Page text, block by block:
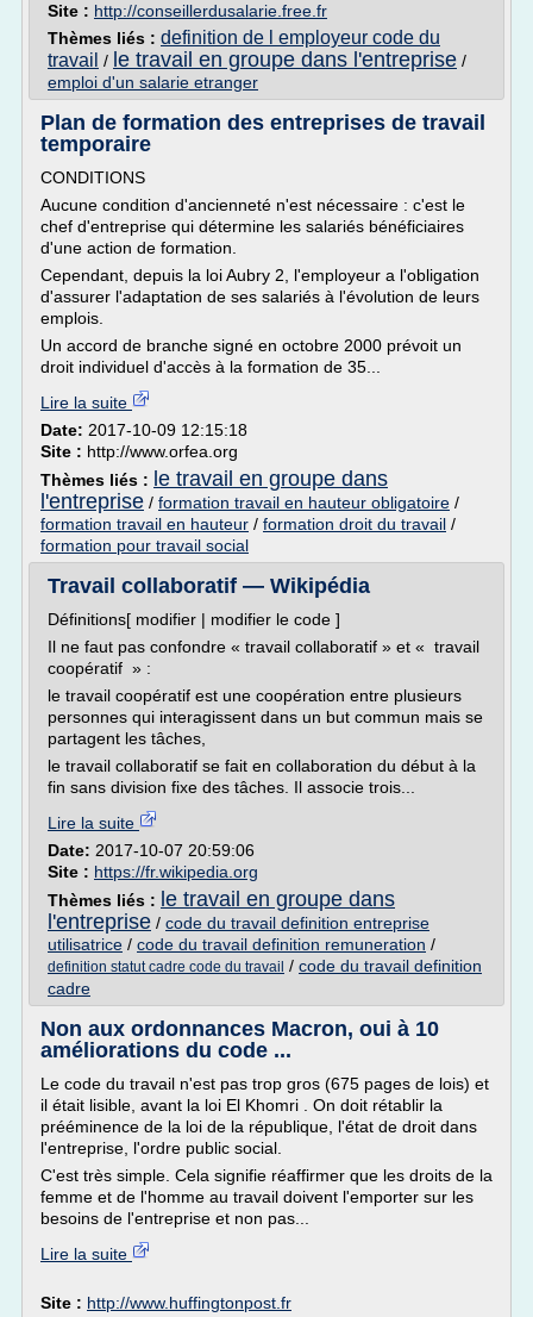
Site : http://conseillerdusalarie.free.fr
Thèmes liés : definition de l employeur code du
travail / le travail en groupe dans l'entreprise /
emploi d'un salarie etranger
Plan de formation des entreprises de travail
temporaire
CONDITIONS
Aucune condition d'ancienneté n'est nécessaire : c'est le
chef d'entreprise qui détermine les salariés bénéficiaires
d'une action de formation.
Cependant, depuis la loi Aubry 2, l'employeur a l'obligation
d'assurer l'adaptation de ses salariés à l'évolution de leurs
emplois.
Un accord de branche signé en octobre 2000 prévoit un
droit individuel d'accès à la formation de 35...
Lire la suite
Date: 2017-10-09 12:15:18
Site : http://www.orfea.org
Thèmes liés : le travail en groupe dans
l'entreprise / formation travail en hauteur obligatoire /
formation travail en hauteur / formation droit du travail /
formation pour travail social
Travail collaboratif — Wikipédia
Définitions[ modifier | modifier le code ]
Il ne faut pas confondre « travail collaboratif » et « travail
coopératif » :
le travail coopératif est une coopération entre plusieurs
personnes qui interagissent dans un but commun mais se
partagent les tâches,
le travail collaboratif se fait en collaboration du début à la
fin sans division fixe des tâches. Il associe trois...
Lire la suite
Date: 2017-10-07 20:59:06
Site : https://fr.wikipedia.org
Thèmes liés : le travail en groupe dans
l'entreprise / code du travail definition entreprise
utilisatrice / code du travail definition remuneration /
definition statut cadre code du travail / code du travail definition
cadre
Non aux ordonnances Macron, oui à 10
améliorations du code ...
Le code du travail n'est pas trop gros (675 pages de lois) et
il était lisible, avant la loi El Khomri . On doit rétablir la
prééminence de la loi de la république, l'état de droit dans
l'entreprise, l'ordre public social.
C'est très simple. Cela signifie réaffirmer que les droits de la
femme et de l'homme au travail doivent l'emporter sur les
besoins de l'entreprise et non pas...
Lire la suite
Site : http://www.huffingtonpost.fr